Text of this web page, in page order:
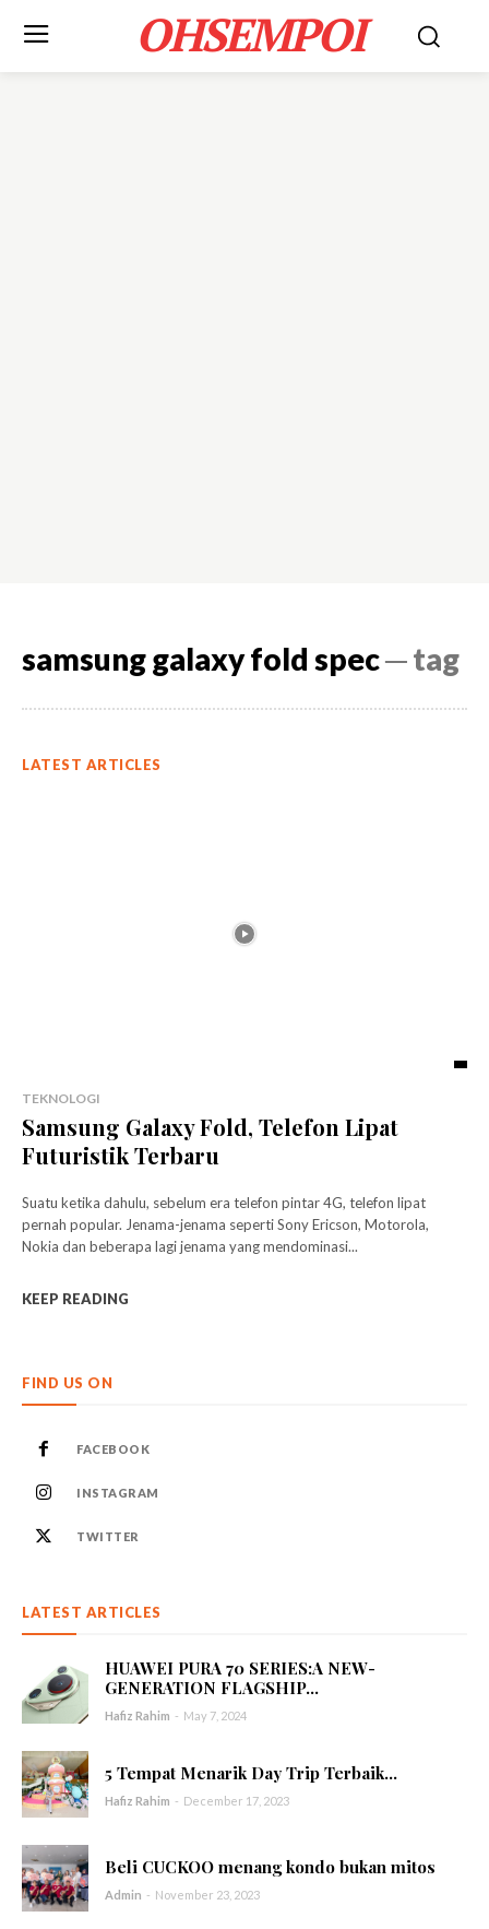
OHSEMPOI
samsung galaxy fold spec─ tag
LATEST ARTICLES
TEKNOLOGI
Samsung Galaxy Fold, Telefon Lipat
Futuristik Terbaru
Suatu ketika dahulu, sebelum era telefon pintar 4G, telefon lipat
pernah popular. Jenama-jenama seperti Sony Ericson, Motorola,
Nokia dan beberapa lagi jenama yang mendominasi...
KEEP READING
FIND US ON
FACEBOOK
INSTAGRAM
TWITTER
LATEST ARTICLES
HUAWEI PURA 70 SERIES:A NEW-
GENERATION FLAGSHIP...
Hafiz Rahim - May 7, 2024
5 Tempat Menarik Day Trip Terbaik...
Hafiz Rahim - December 17, 2023
Beli CUCKOO menang kondo bukan mitos
Admin - November 23, 2023